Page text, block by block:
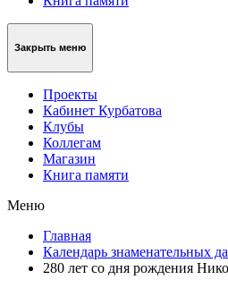
Закрыть меню
Проекты
Кабинет Курбатова
Клубы
Коллегам
Магазин
Книга памяти
Меню
Главная
Календарь знаменательных
280 лет со дня рождения